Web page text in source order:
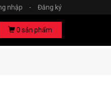
nhập - Đăng ký
0 sản phẩm